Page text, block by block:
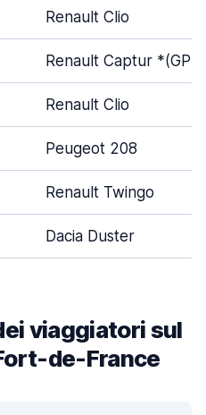
Renault Clio
Renault Captur
Renault Clio
Peugeot 208
Renault Twingo
Dacia Duster
viaggiatori sul
de-France